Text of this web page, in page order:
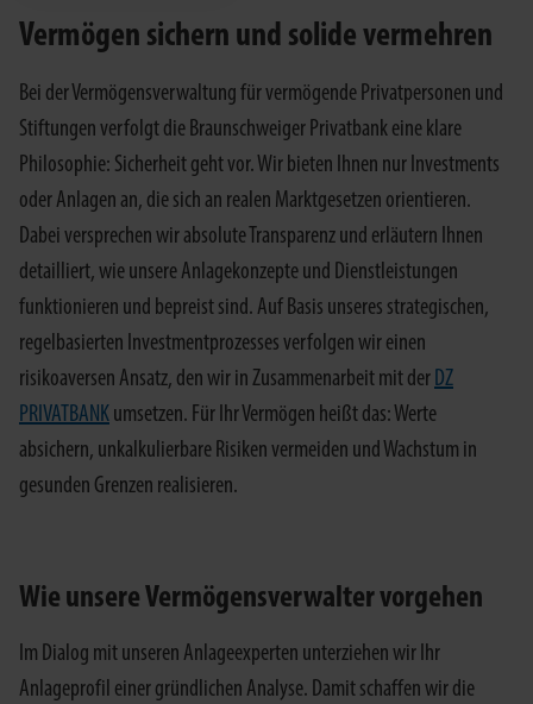
Vermögen sichern und solide vermehren
Bei der Vermögensverwaltung für vermögende Privatpersonen und
Stiftungen verfolgt die Braunschweiger Privatbank eine klare
Philosophie: Sicherheit geht vor. Wir bieten Ihnen nur Investments
oder Anlagen an, die sich an realen Marktgesetzen orientieren.
Dabei versprechen wir absolute Transparenz und erläutern Ihnen
detailliert, wie unsere Anlagekonzepte und Dienstleistungen
funktionieren und bepreist sind. Auf Basis unseres strategischen,
regelbasierten Investmentprozesses verfolgen wir einen
risikoaversen Ansatz, den wir in Zusammenarbeit mit der DZ
PRIVATBANK umsetzen. Für Ihr Vermögen heißt das: Werte
absichern, unkalkulierbare Risiken vermeiden und Wachstum in
gesunden Grenzen realisieren.
Wie unsere Vermögensverwalter vorgehen
Im Dialog mit unseren Anlageexperten unterziehen wir Ihr
Anlageprofil einer gründlichen Analyse. Damit schaffen wir die